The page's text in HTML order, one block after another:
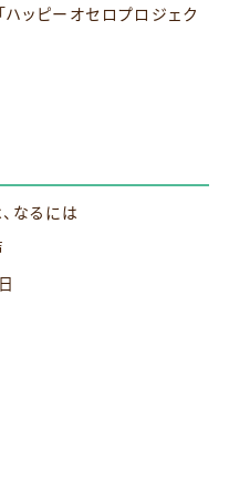
「ハッピーオセロプロジェク
なるには